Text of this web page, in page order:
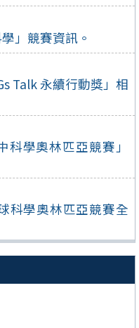
」競賽資訊。
Talk 永續行動獎」相
學奧林匹亞競賽」
科學奧林匹亞競賽全